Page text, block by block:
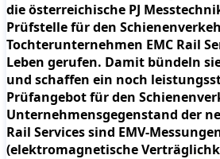
die österreichische PJ
Prüfstelle für den
Tochterunternehmen EMC Rail
Leben gerufen. Damit bündeln
und schaffen ein noch
Prüfangebot für den
Unternehmensgegenstand der
Rail Services sind EMV-
(elektromagnetische